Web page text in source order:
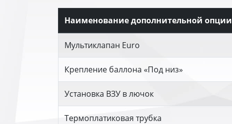
Наименование дополнительной опции
Мультиклапан Euro
Крепление баллона «Под низ»
Установка ВЗУ в лючок
Термоплатиковая трубка